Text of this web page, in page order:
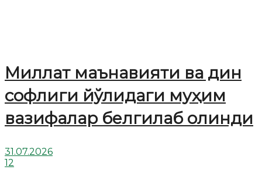
Миллат маънавияти ва дин
софлиги йўлидаги муҳим
вазифалар белгилаб олинди
31.07.2026
12